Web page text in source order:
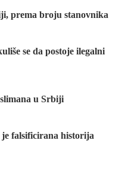
prema broju stanovnika
se da postoje ilegalni
u Srbiji
falsificirana historija